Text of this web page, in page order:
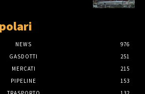
NEWS
976
GASDOTTI
251
MERCATI
215
PIPELINE
153